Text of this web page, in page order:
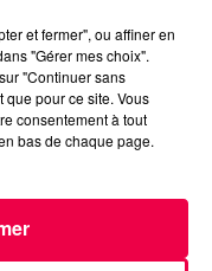
et fermer", ou affiner en
"Gérer mes choix".
"Continuer sans
pour ce site. Vous
consentement à tout
bas de chaque page.